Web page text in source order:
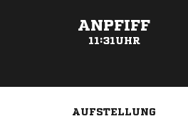
ANPFIFF
11:31UHR
AUFSTELLUNG